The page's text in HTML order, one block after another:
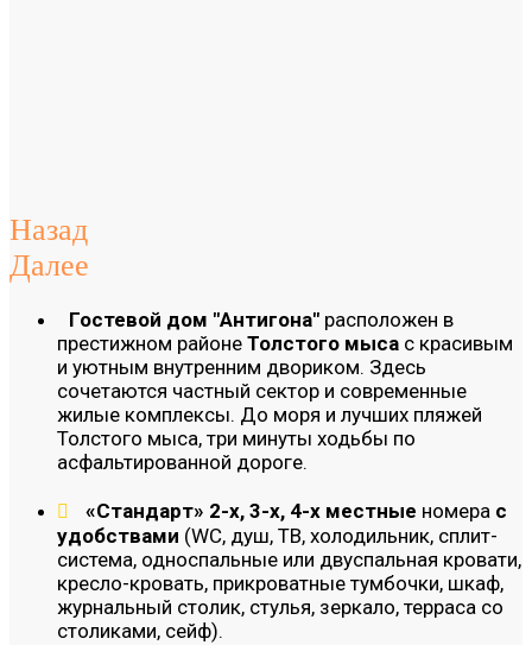
Назад
Далее
Гостевой дом "Антигона" расположен в
престижном районе Толстого мыса с красивым
и уютным внутренним двориком. Здесь
сочетаются частный сектор и современные
жилые комплексы. До моря и лучших пляжей
Толстого мыса, три минуты ходьбы по
асфальтированной дороге.
«Стандарт» 2-х, 3-х, 4-х местные номера с
удобствами (WC, душ, ТВ, холодильник, сплит-
система, односпальные или двуспальная кровати,
кресло-кровать, прикроватные тумбочки, шкаф,
журнальный столик, стулья, зеркало, терраса со
столиками, сейф).